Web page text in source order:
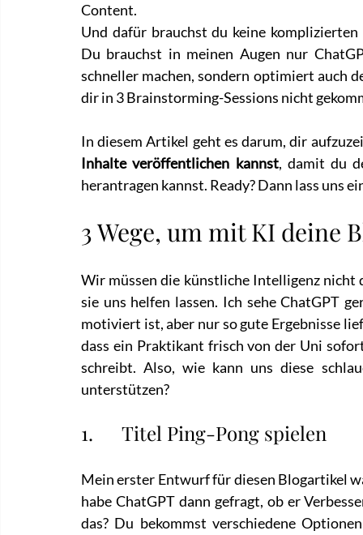
Content.
Und dafür brauchst du keine
Du brauchst in meinen Augen nur
schneller machen, sondern optimiert auch
dir in 3 Brainstorming-Sessions nicht
In diesem Artikel geht es darum, dir
Inhalte veröffentlichen kannst, damit du
herantragen kannst. Ready? Dann lass uns
3 Wege, um mit KI deine
Wir müssen die künstliche Intelligenz nicht
sie uns helfen lassen. Ich sehe ChatGPT
motiviert ist, aber nur so gute Ergebnisse
dass ein Praktikant frisch von der Uni
schreibt. Also, wie kann uns diese
unterstützen?
1.      Titel Ping-Pong spielen
Mein erster Entwurf für diesen Blogartikel
habe ChatGPT dann gefragt, ob er
das? Du bekommst verschiedene